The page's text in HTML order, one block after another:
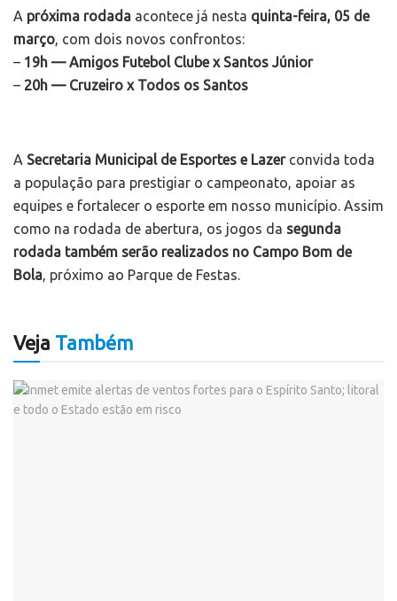
A próxima rodada acontece já nesta quinta-feira, 05 de
março, com dois novos confrontos:
– 19h — Amigos Futebol Clube x Santos Júnior
– 20h — Cruzeiro x Todos os Santos
A Secretaria Municipal de Esportes e Lazerconvida toda
a população para prestigiar o campeonato, apoiar as
equipes e fortalecer o esporte em nosso município. Assim
como na rodada de abertura, os jogos da segunda
rodada também serão realizados no Campo Bom de
Bola, próximo ao Parque de Festas.
Veja Também